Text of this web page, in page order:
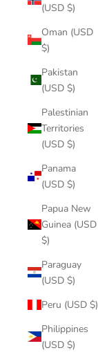
(USD $)
Oman (USD
$)
Pakistan
(USD $)
Palestinian
Territories
(USD $)
Panama
(USD $)
Papua New
Guinea (USD
$)
Paraguay
(USD $)
Peru (USD $)
Philippines
(USD $)